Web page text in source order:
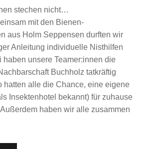
stechen nicht…
mit den Bienen-
aus Holm Seppensen durften wir
Anleitung individuelle Nisthilfen
haben unsere Teamer:innen die
Buchholz tatkräftig
hatten alle die Chance, eine eigene
Insektenhotel bekannt) für zuhause
haben wir alle zusammen